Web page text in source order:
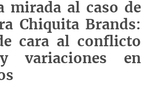
mirada al caso de
Chiquita Brands:
cara al conflicto
variaciones en